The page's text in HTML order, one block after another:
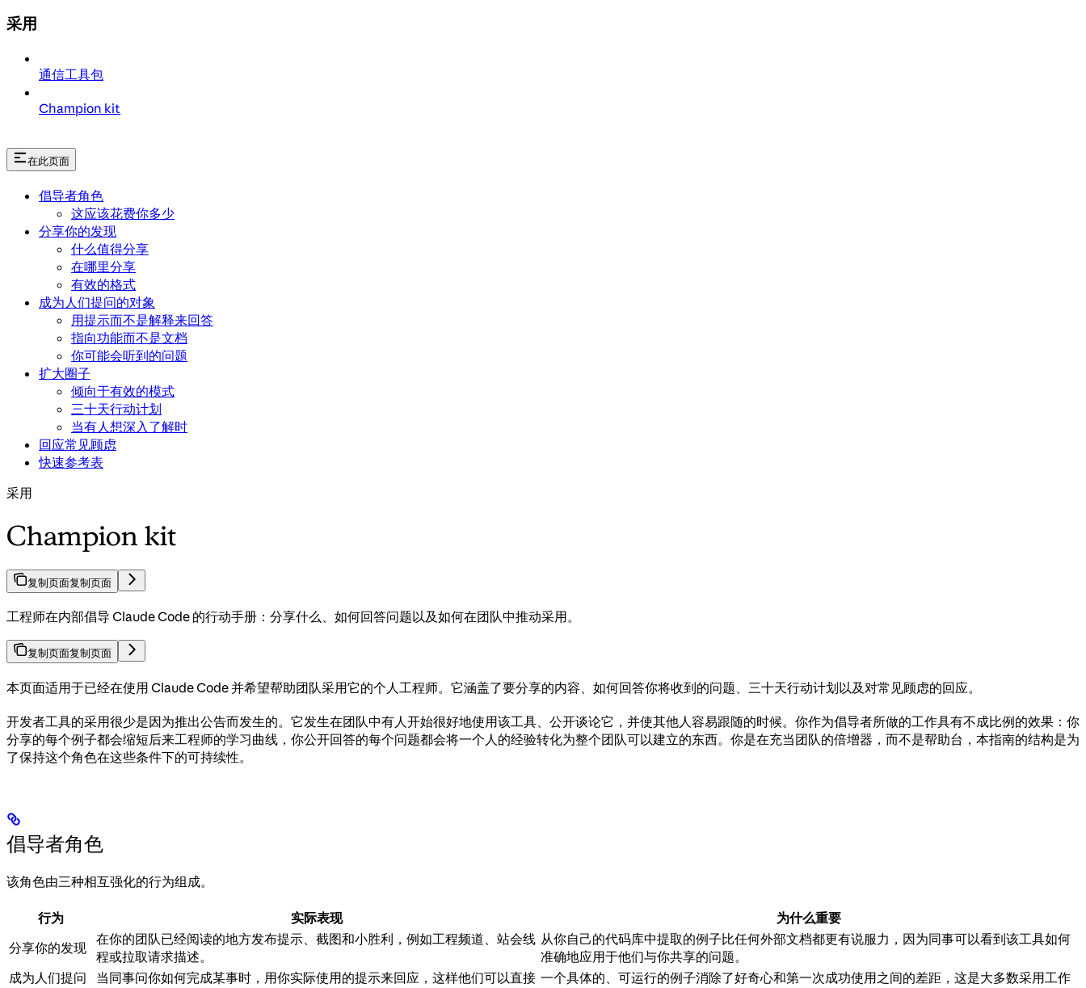
采用
通信工具包
Champion kit
在此页面
倡导者角色
这应该花费你多少
分享你的发现
什么值得分享
在哪里分享
有效的格式
成为人们提问的对象
用提示而不是解释来回答
指向功能而不是文档
你可能会听到的问题
扩大圈子
倾向于有效的模式
三十天行动计划
当有人想深入了解时
回应常见顾虑
快速参考表
采用
Champion kit
复制页面复制页面
工程师在内部倡导 Claude Code 的行动手册：分享什么、如何回答问题以及如何在团队中推动采用。
复制页面复制页面
本页面适用于已经在使用 Claude Code 并希望帮助团队采用它的个人工程师。它涵盖了要分享的内容、如何回答你将收到的问题、三十天行动计划以及对常见顾虑的回应。
开发者工具的采用很少是因为推出公告而发生的。它发生在团队中有人开始很好地使用该工具、公开谈论它，并使其他人容易跟随的时候。你作为倡导者所做的工作具有不成比例的效果：你
分享的每个例子都会缩短后来工程师的学习曲线，你公开回答的每个问题都会将一个人的经验转化为整个团队可以建立的东西。你是在充当团队的倍增器，而不是帮助台，本指南的结构是为
了保持这个角色在这些条件下的可持续性。
倡导者角色
该角色由三种相互强化的行为组成。
行为 实际表现
为什么重要
分享你的发现
在你的团队已经阅读的地方发布提示、截图和小胜利，例如工程频道、站会线
程或拉取请求描述。
从你自己的代码库中提取的例子比任何外部文档都更有说服力，因为同事可以看到该工具如何
准确地应用于他们与你共享的问题。
成为人们提问
当同事问你如何完成某事时，用你实际使用的提示来回应，这样他们可以直接 一个具体的、可运行的例子消除了好奇心和第一次成功使用之间的差距，这是大多数采用工作